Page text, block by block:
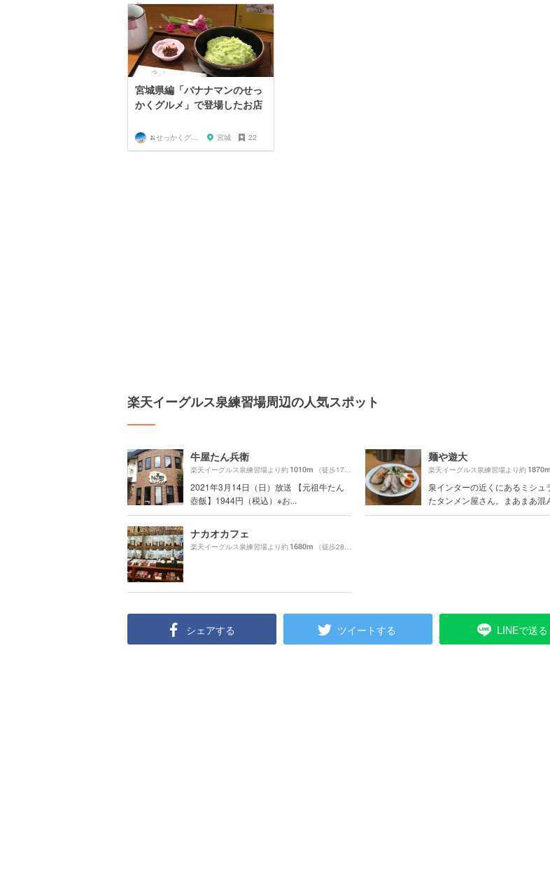
宮城県編「バナナマンのせっ
かくグルメ」で登場したお店
🍌せっかくグルメまにあ🍌 宮城 22
楽天イーグルス泉練習場周辺の人気スポット
牛屋たん兵衛
楽天イーグルス泉練習場より約1010m （徒歩17分）
2021年3月14日（日）放送 【元祖牛たん
壺飯】1944円（税込）※お...
麺や遊大
楽天イーグルス泉練習場より約1870m
泉インターの近くにあるミシュ
たタンメン屋さん。まあまあ混
ナカオカフェ
楽天イーグルス泉練習場より約1680m （徒歩28分）
シェアする ツイートする LINEで送る